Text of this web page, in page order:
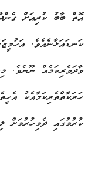
އޮތް ބާބު ކުރިއަށް
ކަނޑައަޅާނެއެވެ.
ވާދަވެރިކަމެއް ނޫނެވެ.
ހަރަކާތްތެރިކަމާއެކު
ކުރުމުގައި ދެމިހުރުމަށް